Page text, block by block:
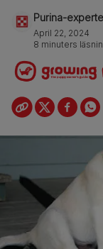
Purina-
April 22, 2024
8 minuters